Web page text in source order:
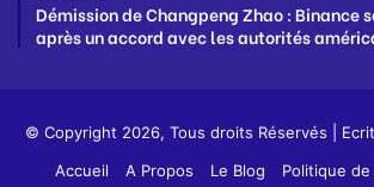
Démission de Changpeng Zhao : Binance
après un accord avec les autorités
© Copyright 2026, Tous droits Réservés |
Accueil
A Propos Le Blog Politique